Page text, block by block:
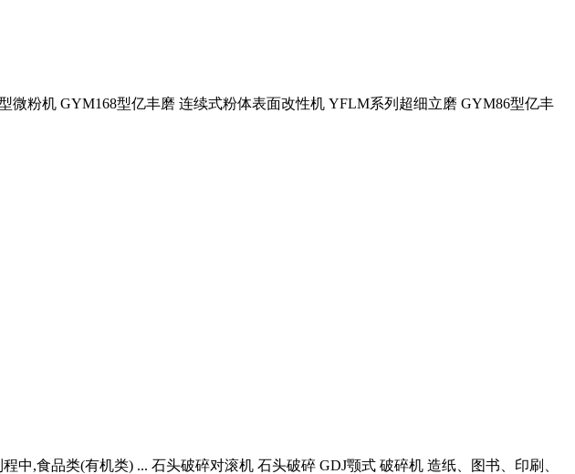
粉机 GYM168型亿丰磨 连续式粉体表面改性机 YFLM系列超细立磨 GYM86型亿丰
,食品类(有机类) ... 石头破碎对滚机 石头破碎 GDJ颚式 破碎机 造纸、图书、印刷、